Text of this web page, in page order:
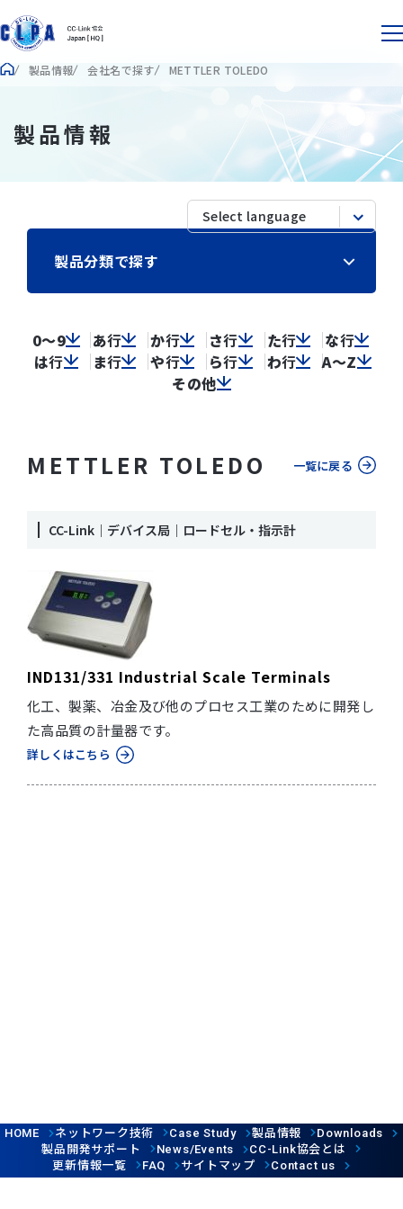
製品情報 会社名で探す METTLER TOLEDO
製品情報
製品分類で探す
0～9 あ行 か行 さ行 た行 な行
は行 ま行 や行 ら行 わ行
A～Z
その他
METTLER TOLEDO 一覧に戻る
CC-Link｜デバイス局｜ロードセル・指示計
IND131/331 Industrial Scale Terminals
化工、製薬、冶金及び他のプロセス工業のために開発し
た高品質の計量器です。
詳しくはこちら
HOME ネットワーク技術 Case Study 製品情報 Downloads
製品開発サポート News/Events CC-Link協会とは
更新情報一覧
FAQ サイトマップ Contact us